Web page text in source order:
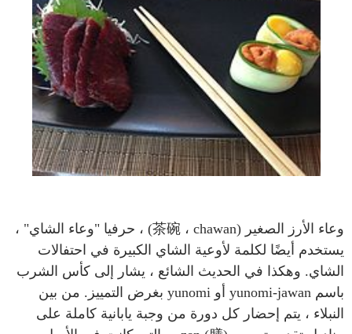
وعاء الأرز الصغير (茶碗 ، chawan) ، حرفيا "وعاء الشاي" ،
يستخدم أيضًا لكلمة لأوعية الشاي الكبيرة في احتفالات
الشاي. وهكذا في الحديث الشائع ، يشار إلى كأس الشرب
باسم yunomi-jawan أو yunomi بغرض التمييز. من بين
النبلاء ، يتم إحضار كل دورة من وجبة يابانية كاملة على